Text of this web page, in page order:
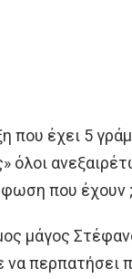
που έχει 5
όλοι
που έχουν ;
μάγος
περπατήσει